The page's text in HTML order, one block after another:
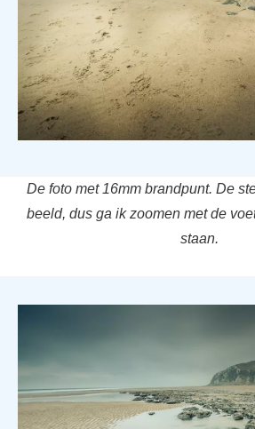
De foto met 16mm brandpunt. De
beeld, dus ga ik zoomen met de
staan.